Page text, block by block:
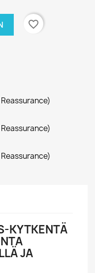
favorite_border
KYTKENTÄ
JA